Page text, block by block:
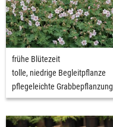
frühe Blütezeit
tolle, niedrige Begleitpflanze
pflegeleichte Grabbepflanzung